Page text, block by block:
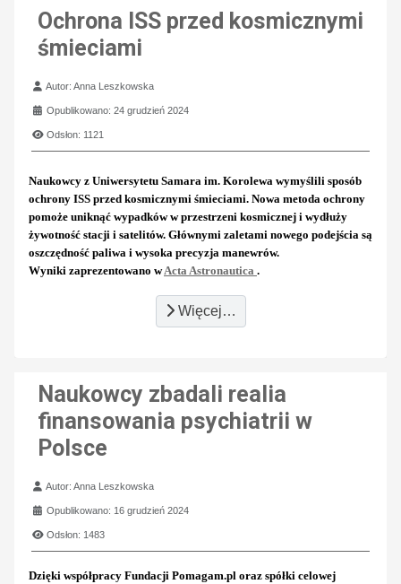
Ochrona ISS przed kosmicznymi
śmieciami
Szczegóły
Autor:Anna Leszkowska
Opublikowano: 24 grudzień 2024
Odsłon: 1121
Naukowcy z Uniwersytetu Samara im. Korolewa wymyślili sposób
ochrony ISS przed kosmicznymi śmieciami. Nowa metoda ochrony
pomoże uniknąć wypadków w przestrzeni kosmicznej i wydłuży
żywotność stacji i satelitów. Głównymi zaletami nowego podejścia są
oszczędność paliwa i wysoka precyzja manewrów.
Wyniki zaprezentowano wActa Astronautica .
Więcej…
Naukowcy zbadali realia
finansowania psychiatrii w
Polsce
Szczegóły
Autor:Anna Leszkowska
Opublikowano: 16 grudzień 2024
Odsłon: 1483
Dzięki współpracy Fundacji Pomagam.pl oraz spółki celowej